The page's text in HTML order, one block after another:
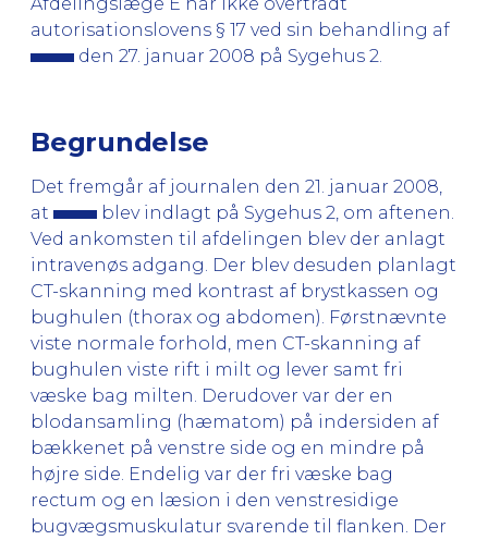
autorisationslovens § 17 ved sin behandling af
den 27. januar 2008 på Sygehus 2.
Begrundelse
Det fremgår af journalen den 21. januar 2008,
at
blev indlagt på Sygehus 2, om aftenen.
Ved ankomsten til afdelingen blev der anlagt
intravenøs adgang. Der blev desuden planlagt
CT-skanning med kontrast af brystkassen og
bughulen (thorax og abdomen). Førstnævnte
viste normale forhold, men CT-skanning af
bughulen viste rift i milt og lever samt fri
væske bag milten. Derudover var der en
blodansamling (hæmatom) på indersiden af
bækkenet på venstre side og en mindre på
højre side. Endelig var der fri væske bag
rectum og en læsion i den venstresidige
bugvægsmuskulatur svarende til flanken. Der